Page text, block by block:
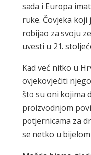
sada i Europa
ruke. Čovjeka koji
robijao za svoju
uvesti u 21.
Kad već nitko u
ovjekovječiti
što su oni kojima
proizvodnjom
potjernicama za
se netko u